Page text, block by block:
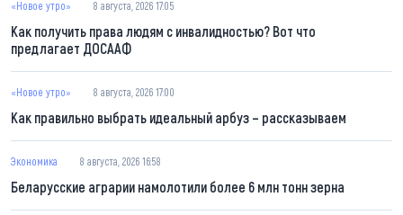
«Новое утро» 8 августа, 2026 17:05
Как получить права людям с инвалидностью? Вот что
предлагает ДОСААФ
«Новое утро» 8 августа, 2026 17:00
Как правильно выбрать идеальный арбуз – рассказываем
Экономика 8 августа, 2026 16:58
Беларусские аграрии намолотили более 6 млн тонн зерна